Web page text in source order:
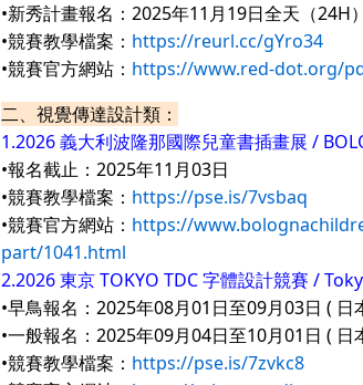
•新秀計畫報名：2025年11月19日全天（24H）
•競賽教學檔案： https://reurl.cc/gYro34
•競賽官方網站： https://www.red-dot.org/
二、視覺傳達設計類：
1.2026 義大利波隆那國際兒童書插畫展 /
•報名截止：2025年11月03日
•競賽教學檔案： https://pse.is/7vsbaq
•競賽官方網站： https://
part/1041.html
2.2026 東京 TOKYO TDC 字體設計競賽 /
•早鳥報名：2025年08月01日至09月03日 ( 日
•一般報名：2025年09月04日至10月01日 ( 日
•競賽教學檔案： https://pse.is/7zvkc8